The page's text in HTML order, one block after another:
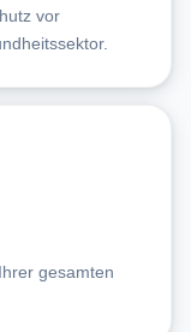
vor
gesamten